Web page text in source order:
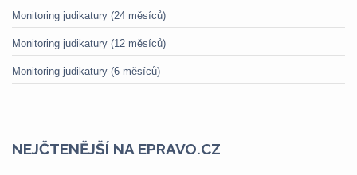
Monitoring judikatury (24 měsíců)
Monitoring judikatury (12 měsíců)
Monitoring judikatury (6 měsíců)
NEJČTENĚJŠÍ NA EPRAVO.CZ